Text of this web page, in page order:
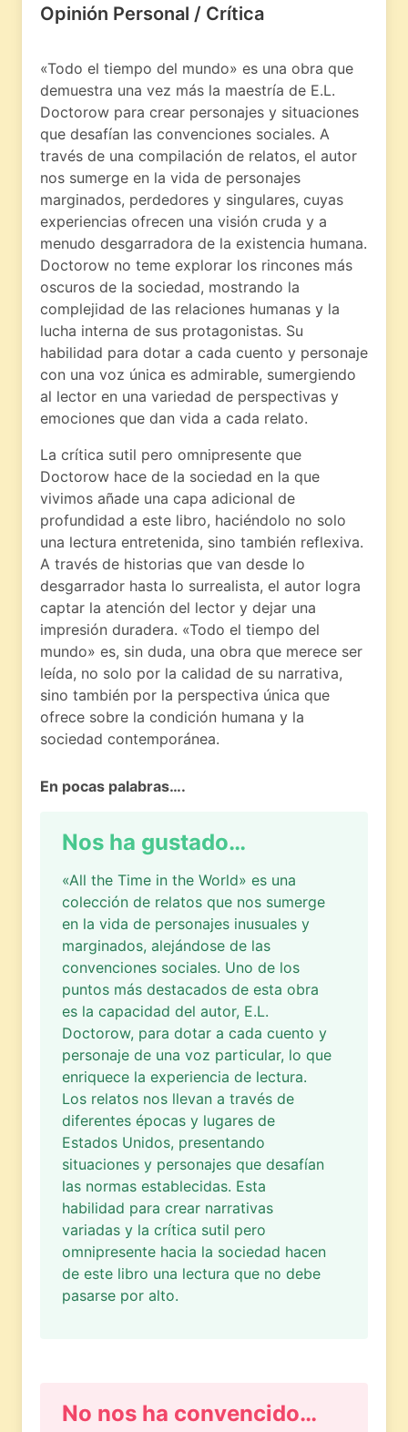
Opinión Personal / Crítica
«Todo el tiempo del mundo» es una obra que
demuestra una vez más la maestría de E.L.
Doctorow para crear personajes y situaciones
que desafían las convenciones sociales. A
través de una compilación de relatos, el autor
nos sumerge en la vida de personajes
marginados, perdedores y singulares, cuyas
experiencias ofrecen una visión cruda y a
menudo desgarradora de la existencia humana.
Doctorow no teme explorar los rincones más
oscuros de la sociedad, mostrando la
complejidad de las relaciones humanas y la
lucha interna de sus protagonistas. Su
habilidad para dotar a cada cuento y personaje
con una voz única es admirable, sumergiendo
al lector en una variedad de perspectivas y
emociones que dan vida a cada relato.
La crítica sutil pero omnipresente que
Doctorow hace de la sociedad en la que
vivimos añade una capa adicional de
profundidad a este libro, haciéndolo no solo
una lectura entretenida, sino también reflexiva.
A través de historias que van desde lo
desgarrador hasta lo surrealista, el autor logra
captar la atención del lector y dejar una
impresión duradera. «Todo el tiempo del
mundo» es, sin duda, una obra que merece ser
leída, no solo por la calidad de su narrativa,
sino también por la perspectiva única que
ofrece sobre la condición humana y la
sociedad contemporánea.
En pocas palabras….
Nos ha gustado…
«All the Time in the World» es una
colección de relatos que nos sumerge
en la vida de personajes inusuales y
marginados, alejándose de las
convenciones sociales. Uno de los
puntos más destacados de esta obra
es la capacidad del autor, E.L.
Doctorow, para dotar a cada cuento y
personaje de una voz particular, lo que
enriquece la experiencia de lectura.
Los relatos nos llevan a través de
diferentes épocas y lugares de
Estados Unidos, presentando
situaciones y personajes que desafían
las normas establecidas. Esta
habilidad para crear narrativas
variadas y la crítica sutil pero
omnipresente hacia la sociedad hacen
de este libro una lectura que no debe
pasarse por alto.
No nos ha convencido…